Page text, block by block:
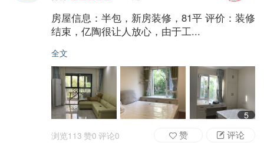
房屋信息：半包，新房装修，81平 评价：装修
结束，亿陶很让人放心，由于工...
全文
5
浏览113 赞0 评论0 评论
赞